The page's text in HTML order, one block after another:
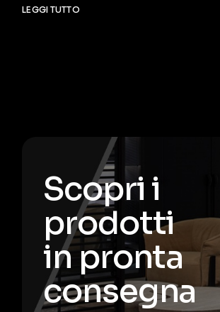
LEGGI TUTTO
Scopri i
prodotti
in pronta
consegna